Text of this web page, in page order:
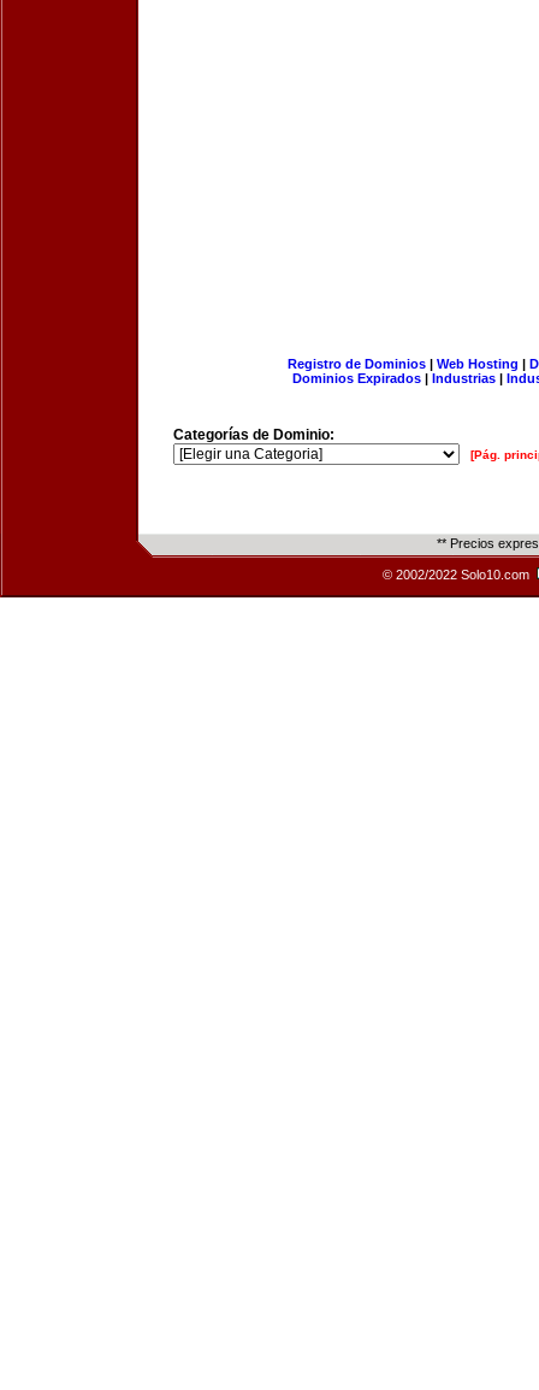
Registro de Dominios| Web Hosting |
Dominios Expirados | Industrias |
Categorías de Dominio:
[Pág.
** Precios
© 2002/2022 Solo10.com